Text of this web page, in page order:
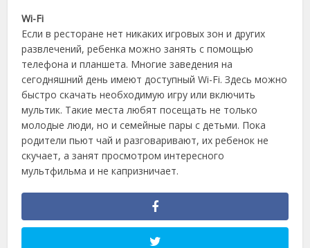
Wi-Fi
Если в ресторане нет никаких игровых зон и других
развлечений, ребенка можно занять с помощью
телефона и планшета. Многие заведения на
сегодняшний день имеют доступный Wi-Fi. Здесь можно
быстро скачать необходимую игру или включить
мультик. Такие места любят посещать не только
молодые люди, но и семейные пары с детьми. Пока
родители пьют чай и разговаривают, их ребенок не
скучает, а занят просмотром интересного
мультфильма и не капризничает.